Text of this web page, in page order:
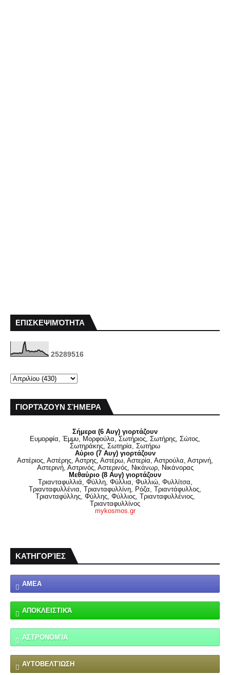
ΕΠΙΣΚΕΨΙΜΌΤΗΤΑ
25289516
ΓΙΟΡΤΆΖΟΥΝ ΣΉΜΕΡΑ
Σήμερα (6 Αυγ) γιορτάζουν
Ευμορφία, Έμμυ, Μορφούλα, Σωτήριος, Σωτήρης, Σώτος,
Σωτηράκης, Σωτηρία, Σωτήρω
Αύριο (7 Αυγ) γιορτάζουν
Αστέριος, Αστέρης, Αστρης, Αστέρω, Αστερία, Αστρούλα, Αστρινή,
Αστερινή, Αστρινός, Αστερινός, Νικάνωρ, Νικάνορας
Μεθαύριο (8 Αυγ) γιορτάζουν
Τριανταφυλλιά, Φύλλη, Φύλλια, Φυλλιώ, Φυλλίτσα,
Τριανταφυλλένια, Τριανταφυλλίνη, Ρόζα, Τριαντάφυλλος,
Τριανταφύλλης, Φύλλης, Φύλλιος, Τριανταφυλλένιος,
Τριανταφυλλίνος
mykosmos.gr
ΚΑΤΗΓΟΡΊΕΣ
ΑΜΕΑ
ΑΠΟΚΛΕΙΣΤΙΚΆ
ΑΣΤΡΟΝΟΜΊΑ
ΑΥΤΟΒΕΛΤΊΩΣΗ